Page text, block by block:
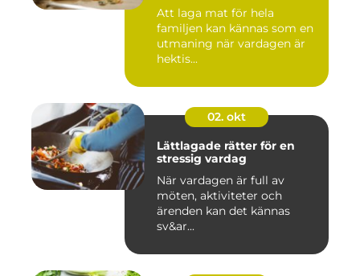
Att laga mat för hela
familjen kan kännas som en
utmaning när vardagen är
hektis...
02. okt
Lättlagade rätter för en
stressig vardag
När vardagen är full av
möten, aktiviteter och
ärenden kan det kännas
sv&ar...